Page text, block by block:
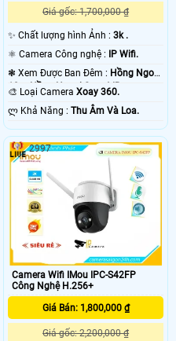
Giá gốc: 1,700,000 ₫
✨ Chất lượng hình Ảnh :3k .
⚛️ Camera Công nghệ :
IP Wifi.
❃ Xem Được Ban Đêm : Hồng Ngoại
10m Hồng Ngoại Smart IR.
🎨 Loại CameraXoay 360.
️ლ Khả Năng :Thu Âm Và Loa.
Camera Wifi IMou IPC-S42FP
Công Nghệ H.256+
Giá Bán: 1,800,000 ₫
Giá gốc: 2,200,000 ₫
2997